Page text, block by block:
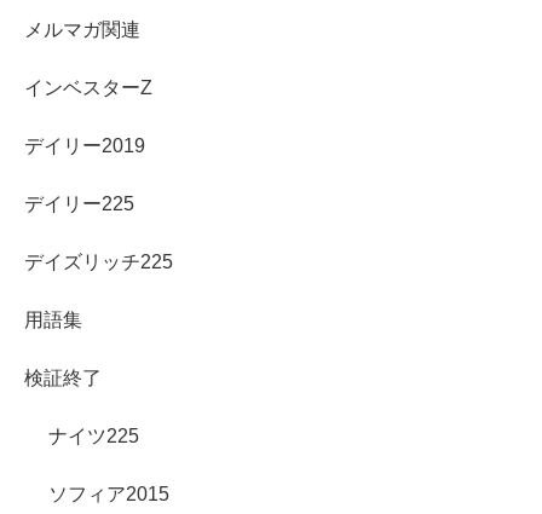
メルマガ関連
インベスターZ
デイリー2019
デイリー225
デイズリッチ225
用語集
検証終了
ナイツ225
ソフィア2015